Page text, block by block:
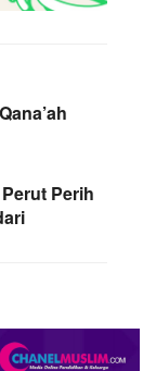
Perih